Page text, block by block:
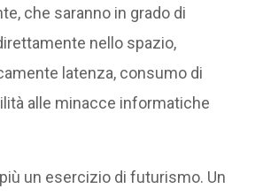
che saranno in grado di
nello spazio,
latenza, consumo di
alle minacce informatiche
un esercizio di futurismo. Un